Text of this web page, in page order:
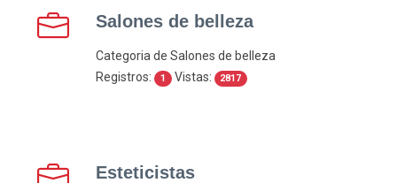
Salones de belleza
Categoria de Salones de belleza
Registros:
1 Vistas: 2817
Esteticistas